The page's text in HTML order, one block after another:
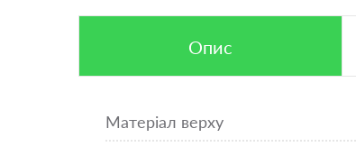
Опис
Матеріал верху